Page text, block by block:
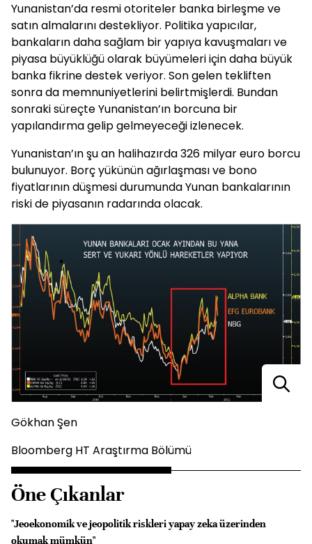
Yunanistan’da resmi otoriteler banka birleşme ve
satın almalarını destekliyor. Politika yapıcılar,
bankaların daha sağlam bir yapıya kavuşmaları ve
piyasa büyüklüğü olarak büyümeleri için daha büyük
banka fikrine destek veriyor. Son gelen tekliften
sonra da memnuniyetlerini belirtmişlerdi. Bundan
sonraki süreçte Yunanistan’ın borcuna bir
yapılandırma gelip gelmeyeceği izlenecek.
Yunanistan’ın şu an halihazırda 326 milyar euro borcu
bulunuyor. Borç yükünün ağırlaşması ve bono
fiyatlarının düşmesi durumunda Yunan bankalarının
riski de piyasanın radarında olacak.
Gökhan Şen
Bloomberg HT Araştırma Bölümü
Öne Çıkanlar
"Jeoekonomik ve jeopolitik riskleri yapay zeka üzerinden
okumak mümkün"